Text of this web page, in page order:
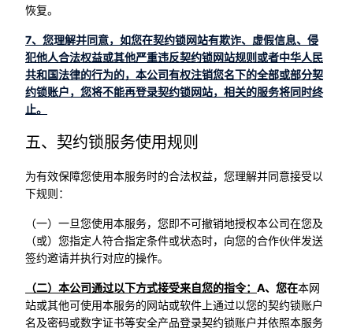
恢复。
7、您理解并同意，如您在契约锁网站有欺诈、虚假信息、侵
犯他人合法权益或其他严重违反契约锁网站规则或者中华人民
共和国法律的行为的，本公司有权注销您名下的全部或部分契
约锁账户，您将不能再登录契约锁网站，相关的服务将同时终
止。
五、契约锁服务使用规则
为有效保障您使用本服务时的合法权益，您理解并同意接受以
下规则：
（一）一旦您使用本服务，您即不可撤销地授权本公司在您及
（或）您指定人符合指定条件或状态时，向您的合作伙伴发送
签约邀请并执行对应的操作。
（二）本公司通过以下方式接受来自您的指令： A、您在本网
站或其他可使用本服务的网站或软件上通过以您的契约锁账户
名及密码或数字证书等安全产品登录契约锁账户并依照本服务